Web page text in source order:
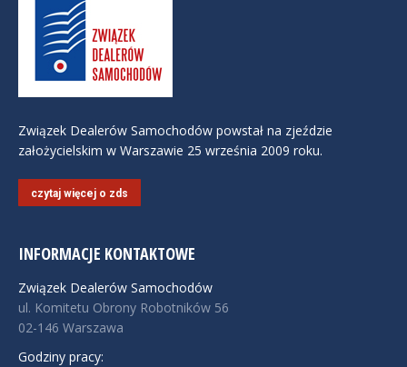
Związek Dealerów Samochodów powstał na zjeździe
założycielskim w Warszawie 25 września 2009 roku.
czytaj więcej o zds
INFORMACJE KONTAKTOWE
Związek Dealerów Samochodów
ul. Komitetu Obrony Robotników 56
02-146 Warszawa
Godziny pracy: